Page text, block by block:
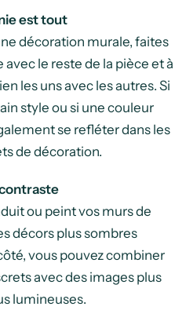
est tout
décoration murale, faites
le reste de la pièce et à
les uns avec les autres. Si
style ou si une couleur
se refléter dans les
de décoration.
ou peint vos murs de
décors plus sombres
vous pouvez combiner
avec des images plus
lumineuses.